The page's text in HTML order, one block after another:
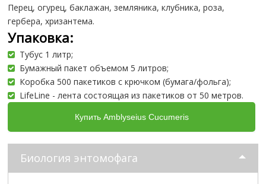
Перец, огурец, баклажан, земляника, клубника, роза,
гербера, хризантема.
Упаковка:
Тубус 1 литр;
Бумажный пакет объемом 5 литров;
Коробка 500 пакетиков с крючком (бумага/фольга);
LifeLine - лента состоящая из пакетиков от 50 метров.
Купить Amblyseius Cucumeris
Биология энтомофага